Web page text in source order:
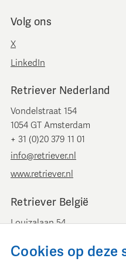
Volg ons
X
LinkedIn
Retriever Nederland
Vondelstraat 154
1054 GT Amsterdam
+ 31 (0)20 379 11 01
info@retriever.nl
www.retriever.nl
Retriever België
Louizalaan 54
+ 32 (0)2 893 00 52
Cookies op deze